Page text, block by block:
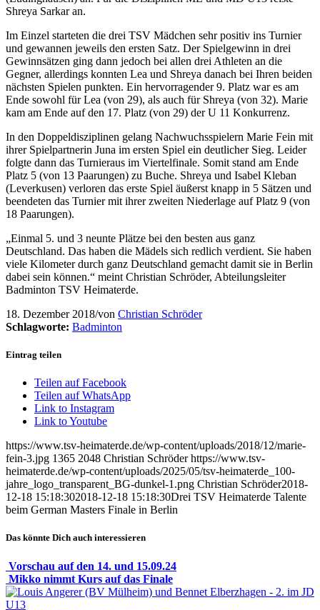
Shreya Sarkar an.
Im Einzel starteten die drei TSV Mädchen sehr positiv ins Turnier
und gewannen jeweils den ersten Satz. Der Spielgewinn in drei
Gewinnsätzen ging dann jedoch bei allen drei Athleten an die
Gegner, allerdings konnten Lea und Shreya danach bei Ihren beiden
nächsten Spielen punkten. Ein hervorragender 9. Platz war es am
Ende sowohl für Lea (von 29), als auch für Shreya (von 32). Marie
kam am Ende auf den 17. Platz (von 29) der U 11 Konkurrenz.
In den Doppeldisziplinen gelang Nachwuchsspielern Marie Fein mit
ihrer Spielpartnerin Juna im ersten Spiel ein deutlicher Sieg. Leider
folgte dann das Turnieraus im Viertelfinale. Somit stand am Ende
Platz 5 (von 13 Paarungen) zu Buche. Shreya und Isabel Kleban
(Leverkusen) verloren das erste Spiel äußerst knapp in 5 Sätzen und
beendeten das Turnier mit ihrer zweiten Niederlage auf Platz 9 (von
18 Paarungen).
„Einmal 5. und 3 neunte Plätze bei den besten aus ganz
Deutschland. Das haben die Mädels sich redlich verdient. Sie haben
viele Kilometer durch ganz Deutschland gemacht damit sie in Berlin
dabei sein können.“ meint Christian Schröder, Abteilungsleiter
Badminton TSV Heimaterde.
18. Dezember 2018/von Christian Schröder
Schlagworte: Badminton
Eintrag teilen
Teilen auf Facebook
Teilen auf WhatsApp
Link to Instagram
Link to Youtube
https://www.tsv-heimaterde.de/wp-content/uploads/2018/12/marie-
fein-3.jpg 1365 2048 Christian Schröder https://www.tsv-
heimaterde.de/wp-content/uploads/2025/05/tsv-heimaterde_100-
jahre_logo_transparent_BG-dunkel-1.png Christian Schröder2018-
12-18 15:18:302018-12-18 15:18:30Drei TSV Heimaterde Talente
beim German Masters Finale in Berlin
Das könnte Dich auch interessieren
Vorschau auf den 14. und 15.09.24
Mikko nimmt Kurs auf das Finale